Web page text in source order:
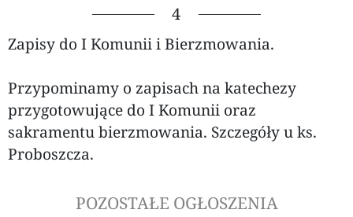
4
Zapisy do I Komunii i Bierzmowania.
Przypominamy o zapisach na katechezy
przygotowujące do I Komunii oraz
sakramentu bierzmowania. Szczegóły u ks.
Proboszcza.
POZOSTAŁE OGŁOSZENIA